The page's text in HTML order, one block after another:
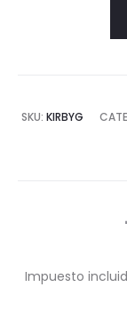
SKU: KIRBYG
Impuesto